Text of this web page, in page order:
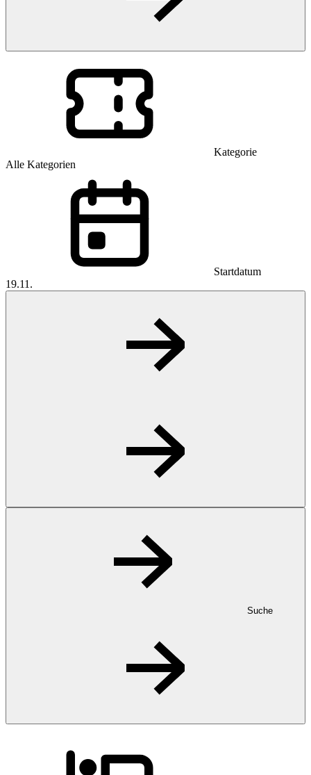
Kategorie
Alle Kategorien
Startdatum
19.11.
Suche